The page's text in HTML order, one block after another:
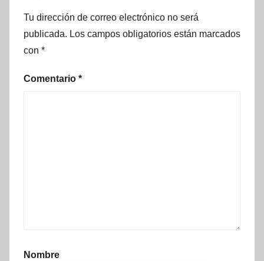
Tu dirección de correo electrónico no será
publicada. Los campos obligatorios están marcados
con *
Comentario *
Nombre